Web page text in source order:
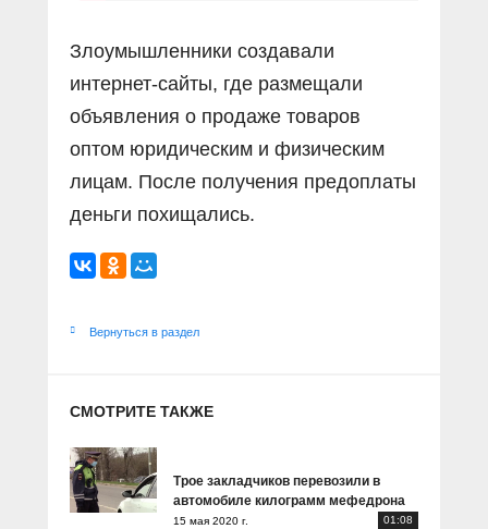
Злоумышленники создавали
интернет-сайты, где размещали
объявления о продаже товаров
оптом юридическим и физическим
лицам. После получения предоплаты
деньги похищались.
Вернуться в раздел
СМОТРИТЕ ТАКЖЕ
Трое закладчиков перевозили в
автомобиле килограмм мефедрона
15 мая 2020 г. 01:08